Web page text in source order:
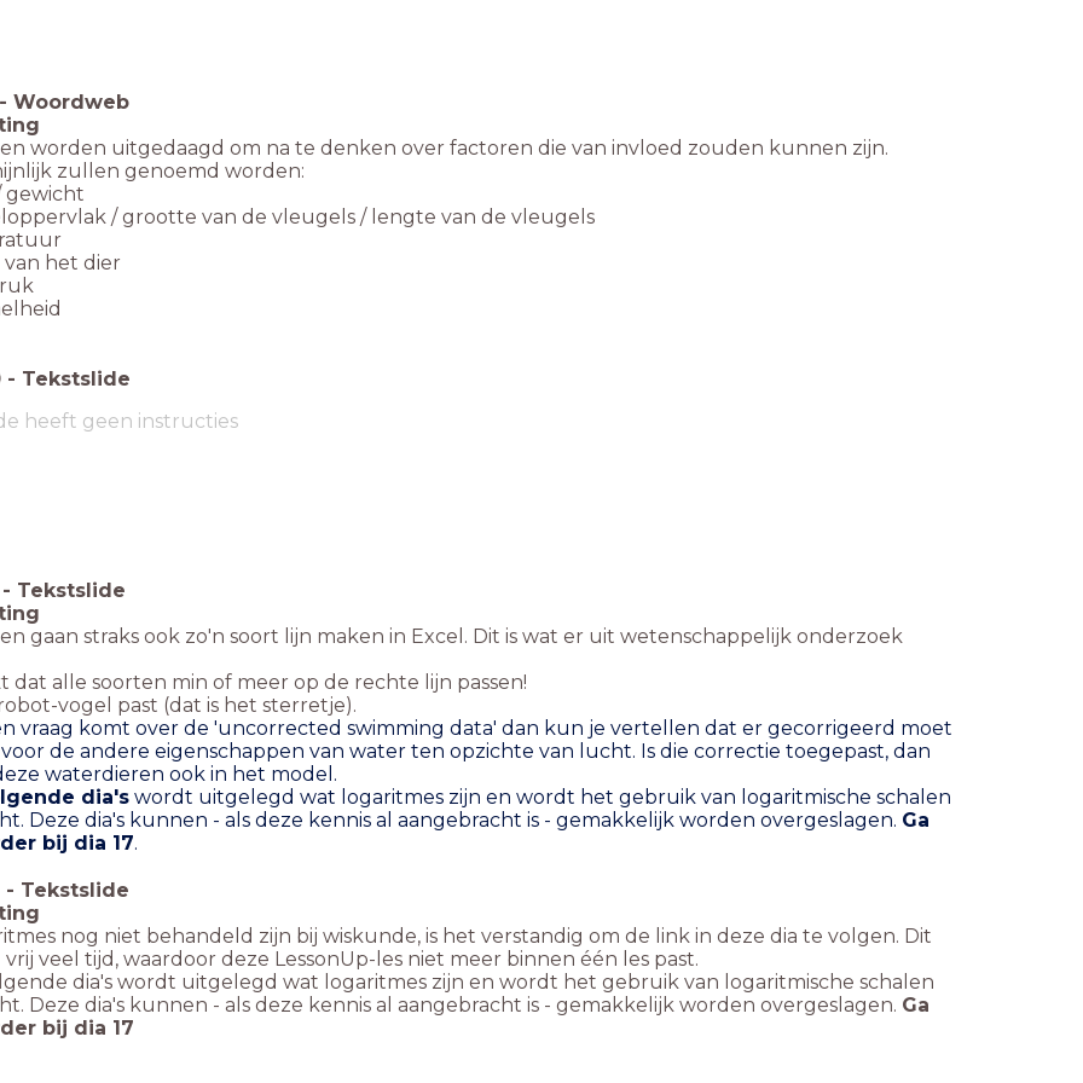
- Woordweb
worden uitgedaagd om na te denken over factoren die van invloed zouden kunnen zijn.
zullen genoemd worden:
gewicht
/ grootte van de vleugels / lengte van de vleugels
het dier
- Tekstslide
heeft geen instructies
- Tekstslide
gaan straks ook zo'n soort lijn maken in Excel. Dit is wat er uit wetenschappelijk onderzoek
dat alle soorten min of meer op de rechte lijn passen!
vogel past (dat is het sterretje).
vraag komt over de 'uncorrected swimming data' dan kun je vertellen dat er gecorrigeerd moet
de andere eigenschappen van water ten opzichte van lucht. Is die correctie toegepast, dan
waterdieren ook in het model.
dia's wordt uitgelegd wat logaritmes zijn en wordt het gebruik van logaritmische schalen
Deze dia's kunnen - als deze kennis al aangebracht is - gemakkelijk worden overgeslagen. Ga
bij dia 17.
- Tekstslide
nog niet behandeld zijn bij wiskunde, is het verstandig om de link in deze dia te volgen. Dit
vrij veel tijd, waardoor deze LessonUp-les niet meer binnen één les past.
dia's wordt uitgelegd wat logaritmes zijn en wordt het gebruik van logaritmische schalen
Deze dia's kunnen - als deze kennis al aangebracht is - gemakkelijk worden overgeslagen. Ga
bij dia 17